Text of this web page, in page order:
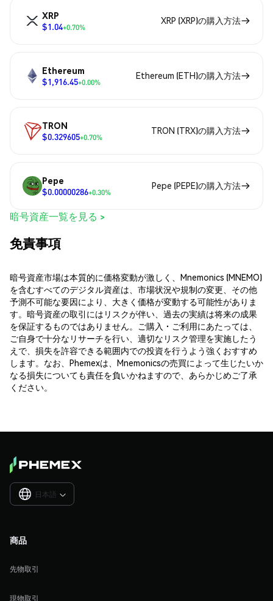
XRP
$1.04+0.70%
XRP (XRP)の購入方法
Ethereum
$1,916.45+0.00%
Ethereum (ETH)の購入方法
TRON
$0.329605+0.70%
TRON (TRX)の購入方法
Pepe
$0.00000286+0.30%
Pepe (PEPE)の購入方法
暗号資産一覧を見る >
免責事項
暗号資産市場は本質的に価格変動が激しく、Mnemonics (MNEMO)
を含むすべてのデジタル資産は、市場状況や規制の変更、その他
予測不可能な要因により、大きく価格が変動する可能性がありま
す。暗号資産の取引にはリスクが伴い、過去の実績は将来の成果
を保証するものではありません。ご購入・ご利用にあたっては、
ご自身で十分なリサーチを行い、適切なリスク管理を実施したう
えで、損失を許容できる範囲内での投資を行うよう強くおすすめ
します。なお、Phemexは、Mnemonicsの売買によって生じたいか
なる損失についても責任を負いかねますので、あらかじめご了承
ください。
日本語 
商品
先物取引
現物取引